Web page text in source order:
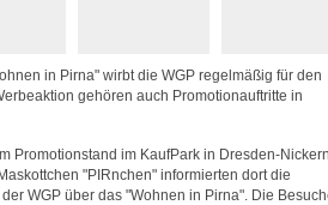
in Pirna" wirbt die WGP regelmäßig für den
gehören auch Promotionauftritte in
Promotionstand im KaufPark in Dresden-
"PIRnchen" informierten dort die
WGP über das "Wohnen in Pirna". Die